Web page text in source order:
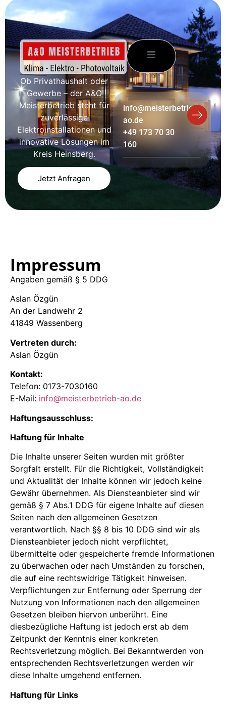
Ob Privathaushalt oder
Gewerbe – der A&O
Meisterbetrieb steht für
zuverlässige
Elektroinstallationen und
innovative Lösungen im
Kreis Heinsberg.
Jetzt Anfragen
info@meisterbetrieb-
ao.de
+49 173 70 30
160
Impressum
Angaben gemäß § 5 DDG
Aslan Özgün
An der Landwehr 2
41849 Wassenberg
Vertreten durch:
Aslan Özgün
Kontakt:
Telefon: 0173-7030160
E-Mail: info@meisterbetrieb-ao.de
Haftungsausschluss:
Haftung für Inhalte
Die Inhalte unserer Seiten wurden mit größter
Sorgfalt erstellt. Für die Richtigkeit, Vollständigkeit
und Aktualität der Inhalte können wir jedoch keine
Gewähr übernehmen. Als Diensteanbieter sind wir
gemäß § 7 Abs.1 DDG für eigene Inhalte auf diesen
Seiten nach den allgemeinen Gesetzen
verantwortlich. Nach §§ 8 bis 10 DDG sind wir als
Diensteanbieter jedoch nicht verpflichtet,
übermittelte oder gespeicherte fremde Informationen
zu überwachen oder nach Umständen zu forschen,
die auf eine rechtswidrige Tätigkeit hinweisen.
Verpflichtungen zur Entfernung oder Sperrung der
Nutzung von Informationen nach den allgemeinen
Gesetzen bleiben hiervon unberührt. Eine
diesbezügliche Haftung ist jedoch erst ab dem
Zeitpunkt der Kenntnis einer konkreten
Rechtsverletzung möglich. Bei Bekanntwerden von
entsprechenden Rechtsverletzungen werden wir
diese Inhalte umgehend entfernen.
Haftung für Links